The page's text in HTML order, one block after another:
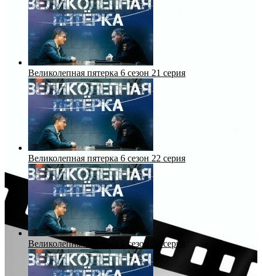
Великолепная пятерка 6 сезон 21 серия
Великолепная пятерка 6 сезон 22 серия
Великолепная пятерка 6 сезон 23 серия